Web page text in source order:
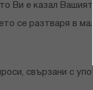
Ви е казал
се разтваря в
свързани с